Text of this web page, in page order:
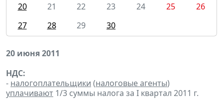
20
21 22 23 24 25
26
27
28 29 30
20 июня 2011
НДС:
- налогоплательщики (налоговые агенты)
уплачивают 1/3 суммы налога за I квартал 2011 г.